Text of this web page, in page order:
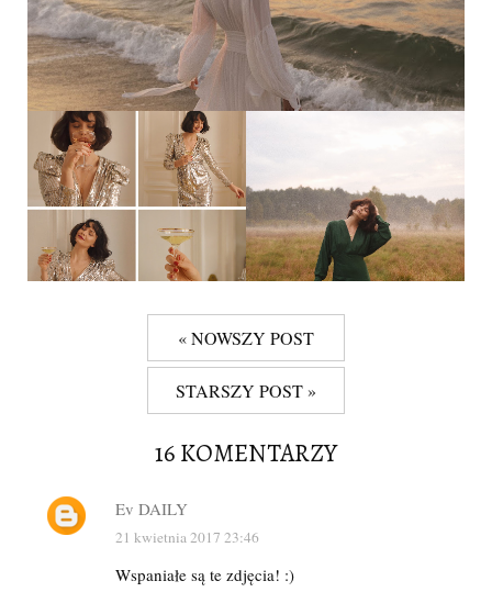
« NOWSZY POST
STARSZY POST »
16 KOMENTARZY
Ev DAILY
21 kwietnia 2017 23:46
Wspaniałe są te zdjęcia! :)